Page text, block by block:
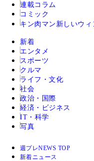
連載コラム
コミック
キン肉マン 新しいウィ
新着
エンタメ
スポーツ
クルマ
ライフ・文化
社会
政治・国際
経済・ビジネス
IT・科学
写真
週プレNEWS TOP
新着ニュース